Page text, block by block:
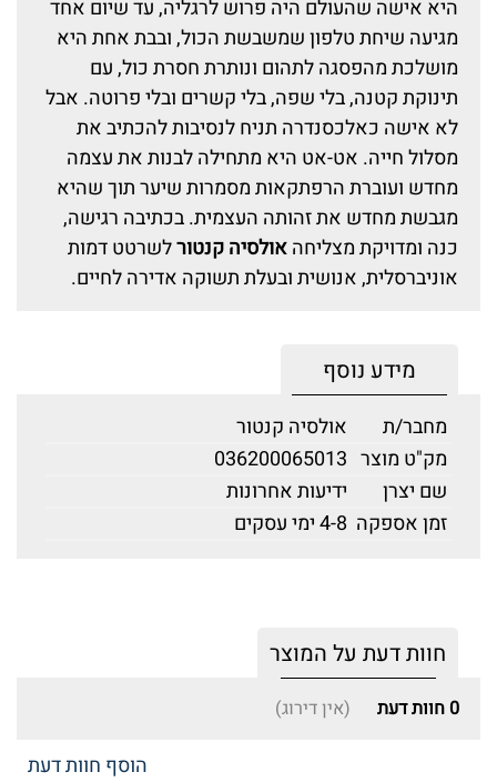
היא אישה שהעולם היה פרוש לרגליה, עד שיום אחד
מגיעה שיחת טלפון שמשבשת הכול, ובבת אחת היא
מושלכת מהפסגה לתהום ונותרת חסרת כול, עם
תינוקת קטנה, בלי שפה, בלי קשרים ובלי פרוטה. אבל
לא אישה כאלכסנדרה תניח לנסיבות להכתיב את
מסלול חייה. אט-אט היא מתחילה לבנות את עצמה
מחדש ועוברת הרפתקאות מסמרות שיער תוך שהיא
מגבשת מחדש את זהותה העצמית. בכתיבה רגישה,
כנה ומדויקת מצליחהאולסיה קנטורלשרטט דמות
אוניברסלית, אנושית ובעלת תשוקה אדירה לחיים.
מידע נוסף
מחבר/ת
אולסיה קנטור
מק"ט מוצר 036200065013
שם יצרן
ידיעות אחרונות
זמן אספקה 4-8 ימי עסקים
חוות דעת על המוצר
0 חוות דעת (אין דירוג)
הוסף חוות דעת